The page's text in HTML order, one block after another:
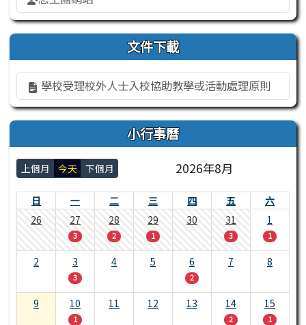
文件下載
學校受理校外人士入校協助教學或活動處理原則
小行事曆
上個月 今天 下個月 2026年8月
日 一 二 三 四 五
六
26
27
3
28
2
29
1
30 31
3
1
1
2 3
3
4 5 6
2
7 8
9 10
1
11 12 13 14
2
15
1